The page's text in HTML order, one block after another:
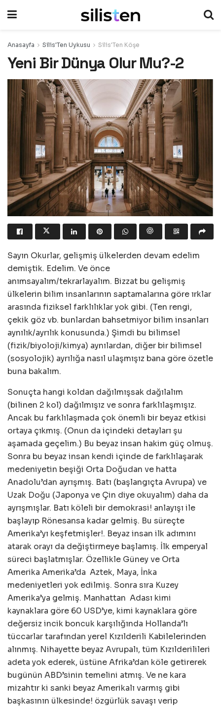
Anasayfa Silis'Ten Uykusu Silis'Ten Köşe
Yeni Bir Dünya Olur Mu?-2
Sayın Okurlar, gelişmiş ülkelerden devam edelim
demiştik. Edelim. Ve önce
anımsayalım/tekrarlayalım. Bizzat bu gelişmiş
ülkelerin bilim insanlarının saptamalarına göre ırklar
arasında fiziksel farklılıklar yok gibi. (Ten rengi,
çekik göz vb. bunlardan bahsetmiyor bilim insanları
aynılık/ayrılık konusunda.) Şimdi bu bilimsel
(fizik/biyoloji/kimya) aynılardan, diğer bir bilimsel
(sosyolojik) ayrılığa nasıl ulaşmışız bana göre özetle
buna bakalım.
Sonuçta hangi koldan dağılmışsak dağılalım
(bilinen 2 kol) dağılmışız ve sonra farklılaşmışız.
Ancak bu farklılaşmada çok önemli bir beyaz etkisi
ortaya çıkmış. (Onun da içindeki detayları şu
aşamada geçelim.) Bu beyaz insan hakim güç olmuş.
Sonra bu beyaz insan kendi içinde de farklılaşarak
medeniyetin beşiği Orta Doğudan ve hatta
Anadolu’dan ayrışmış. Batı (başlangıçta Avrupa) ve
Uzak Doğu (Japonya ve Çin diye okuyalım) daha da
ayrışmışlar. Batı köleli bir demokrasi! anlayışı ile
başlayıp Rönesansa kadar gelmiş. Bu süreçte
Amerika’yı keşfetmişler!. Beyaz insan ilk adımını
atarak orayı da değiştirmeye başlamış. İlk emperyal
süreci başlatmışlar. Özellikle Güney ve Orta
Amerika Amerika’da Aztek, Maya, İnka
medeniyetleri yok edilmiş. Sonra sıra Kuzey
Amerika’ya gelmiş. Manhattan Adası kimi
kaynaklara göre 60 USD’ye, kimi kaynaklara göre
değersiz incik boncuk karşılığında Hollanda’lı
tüccarlar tarafından yerel Kızılderili Kabilelerinden
alınmış. Nihayette beyaz Avrupalı, tüm Kızılderilileri
adeta yok ederek, üstüne Afrika’dan köle getirerek
bugünün ABD’sinin temelini atmış. Ve ne kara
mizahtır ki sanki beyaz Amerikalı varmış gibi
başkasının ülkesinde! özgürlük savaşı verip